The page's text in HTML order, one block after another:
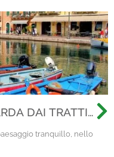
DAI TRATTI
tranquillo, nello